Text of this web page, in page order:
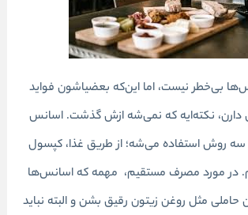
بی‌خطر نیست، اما این‌که بعضیاشون فواید
دارن، نکته‌ایه که نمی‌شه ازش گذشت. اسانس
سه روش استفاده می‌شه؛ از طریق غذا، کپسول
در مورد مصرف مستقیم، مهمه که اسانس‌ها
حاملی مثل روغن‌ زیتون رقیق بشن و البته نباید